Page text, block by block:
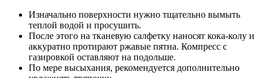
Изначально поверхности нужно тщательно вымыть
теплой водой и просушить.
После этого на тканевую салфетку наносят кока-колу и
аккуратно протирают ржавые пятна. Компресс с
газировкой оставляют на подольше.
По мере высыхания, рекомендуется дополнительно